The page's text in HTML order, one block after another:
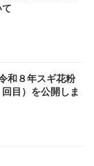
和８年スギ花粉
目）を公開しま